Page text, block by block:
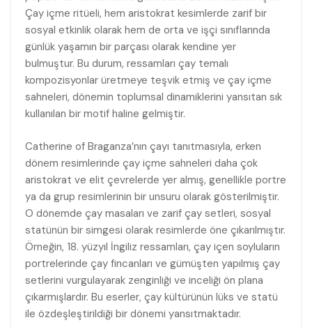
Çay içme ritüeli, hem aristokrat kesimlerde zarif bir
sosyal etkinlik olarak hem de orta ve işçi sınıflarında
günlük yaşamın bir parçası olarak kendine yer
bulmuştur. Bu durum, ressamları çay temalı
kompozisyonlar üretmeye teşvik etmiş ve çay içme
sahneleri, dönemin toplumsal dinamiklerini yansıtan sık
kullanılan bir motif haline gelmiştir.
Catherine of Braganza’nın çayı tanıtmasıyla, erken
dönem resimlerinde çay içme sahneleri daha çok
aristokrat ve elit çevrelerde yer almış, genellikle portre
ya da grup resimlerinin bir unsuru olarak gösterilmiştir.
O dönemde çay masaları ve zarif çay setleri, sosyal
statünün bir simgesi olarak resimlerde öne çıkarılmıştır.
Örneğin, 18. yüzyıl İngiliz ressamları, çay içen soyluların
portrelerinde çay fincanları ve gümüşten yapılmış çay
setlerini vurgulayarak zenginliği ve inceliği ön plana
çıkarmışlardır. Bu eserler, çay kültürünün lüks ve statü
ile özdeşleştirildiği bir dönemi yansıtmaktadır.